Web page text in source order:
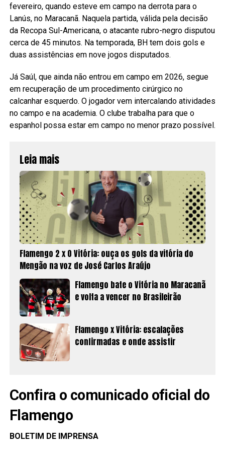
fevereiro, quando esteve em campo na derrota para o
Lanús, no Maracanã. Naquela partida, válida pela decisão
da Recopa Sul-Americana, o atacante rubro-negro disputou
cerca de 45 minutos. Na temporada, BH tem dois gols e
duas assistências em nove jogos disputados.
Já Saúl, que ainda não entrou em campo em 2026, segue
em recuperação de um procedimento cirúrgico no
calcanhar esquerdo. O jogador vem intercalando atividades
no campo e na academia. O clube trabalha para que o
espanhol possa estar em campo no menor prazo possível.
Leia mais
Flamengo 2 x 0 Vitória: ouça os gols da vitória do
Mengão na voz de José Carlos Araújo
Flamengo bate o Vitória no Maracanã
e volta a vencer no Brasileirão
Flamengo x Vitória: escalações
confirmadas e onde assistir
Confira o comunicado oficial do
Flamengo
BOLETIM DE IMPRENSA